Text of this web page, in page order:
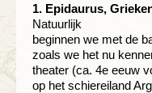
1. Epidaurus,
Natuurlijk
beginnen we met de
zoals we het nu
theater (ca. 4e eeuw
op het schiereiland